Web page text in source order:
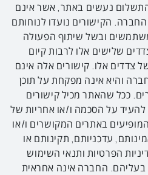
נעשים באתר, אשר אינם
הקישורים נועדו לנוחותם
ובשל שיתוף הפעולה
שלישים אלו לרבות קיום
צדדים אלו. קישורים אלה אינם
והיא אינה מפקחת על תוכן
ככל שהאתר מכיל קישורים
להעיד על הסכמה ו/או אחריות של
באתרים המקושרים ו/או
עדכניותם, תקינותם או
הפרטיות ותנאי השימוש
בעליהם. החברה אינה אחראית